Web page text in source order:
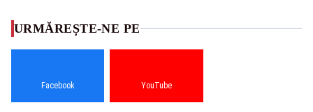
URMĂREȘTE-NE PE
Facebook YouTube